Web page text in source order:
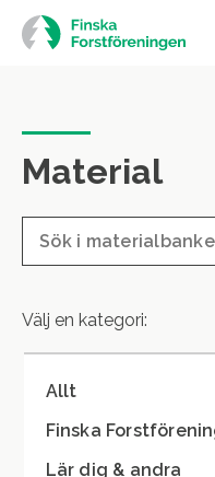
suoraan
sisältöön
Material
Välj en kategori:
Allt
Finska
Lär dig & andra